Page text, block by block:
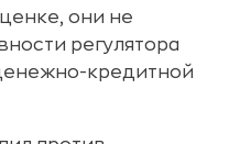
они не
регулятора
кредитной